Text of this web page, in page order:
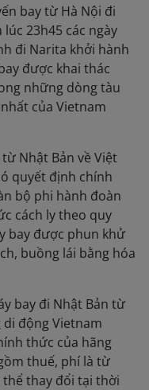
bay từ Hà Nội đi
23h45 các ngày
đi Narita khởi hành
được khai thác
những dòng tàu
của Vietnam
Nhật Bản về Việt
quyết định chính
bộ phi hành đoàn
cách ly theo quy
bay được phun khử
buồng lái bằng hóa
bay đi Nhật Bản từ
động Vietnam
thức của hãng
thuế, phí là từ
thể thay đổi tại thời